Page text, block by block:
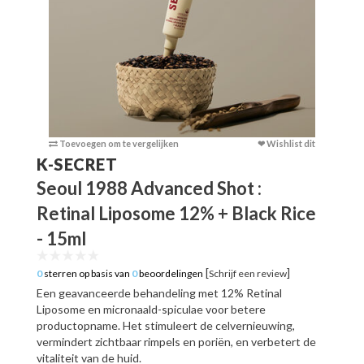
Toevoegen om te vergelijken ❤ Wishlist dit
K-SECRET
Seoul 1988 Advanced Shot :
Retinal Liposome 12% + Black Rice
- 15ml
0sterren op basis van 0beoordelingen [Schrijf een review]
Een geavanceerde behandeling met 12% Retinal
Liposome en micronaald-spiculae voor betere
productopname. Het stimuleert de celvernieuwing,
vermindert zichtbaar rimpels en poriën, en verbetert de
vitaliteit van de huid.